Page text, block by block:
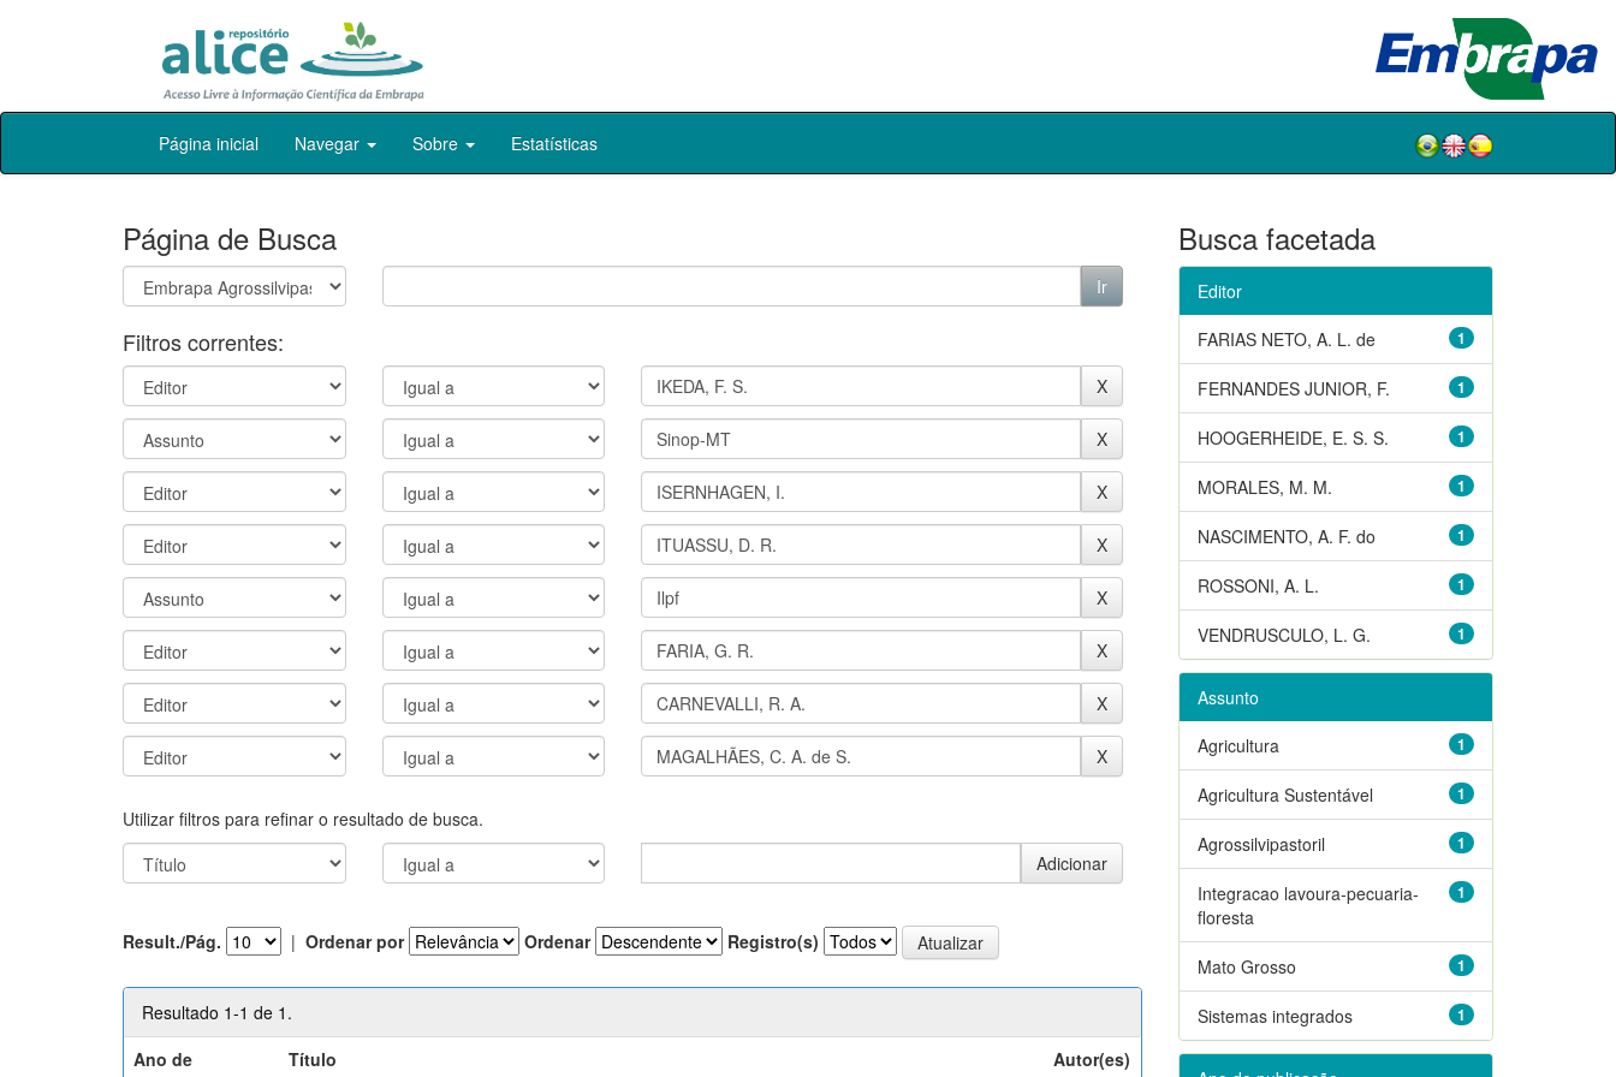
Skip
Página inicial Navegar Sobre Estatísticas
Página de Busca
Filtros correntes:
Utilizar filtros para refinar o resultado de busca.
Result./Pág. | Ordenar por Ordenar Registro(s)
Resultado 1-1 de 1.
Ano de
Título Autor(es)
Busca facetada
Editor
1
FARIAS NETO, A. L. de
1
FERNANDES JUNIOR, F.
1
HOOGERHEIDE, E. S. S.
1
MORALES, M. M.
1
NASCIMENTO, A. F. do
1
ROSSONI, A. L.
1
VENDRUSCULO, L. G.
Assunto
1
Agricultura
1
Agricultura Sustentável
1
Agrossilvipastoril
1
Integracao lavoura-pecuaria-
floresta
1
Mato Grosso
1
Sistemas integrados